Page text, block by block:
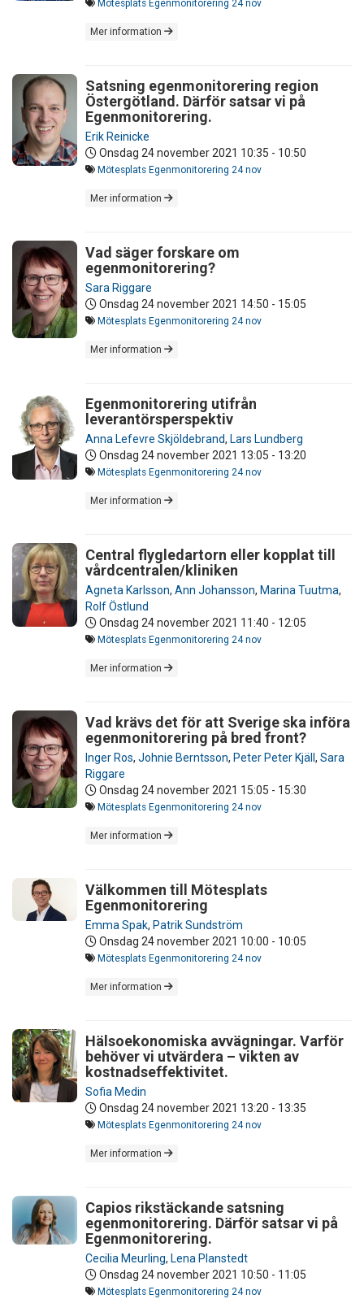
Mötesplats Egenmonitorering 24 nov
Mer information
Satsning egenmonitorering region
Östergötland. Därför satsar vi på
Egenmonitorering.
Erik Reinicke
Onsdag 24 november 2021 10:35 - 10:50
Mötesplats Egenmonitorering 24 nov
Mer information
Vad säger forskare om
egenmonitorering?
Sara Riggare
Onsdag 24 november 2021 14:50 - 15:05
Mötesplats Egenmonitorering 24 nov
Mer information
Egenmonitorering utifrån
leverantörsperspektiv
Anna Lefevre Skjöldebrand, Lars Lundberg
Onsdag 24 november 2021 13:05 - 13:20
Mötesplats Egenmonitorering 24 nov
Mer information
Central flygledartorn eller kopplat till
vårdcentralen/kliniken
Agneta Karlsson, Ann Johansson, Marina Tuutma,
Rolf Östlund
Onsdag 24 november 2021 11:40 - 12:05
Mötesplats Egenmonitorering 24 nov
Mer information
Vad krävs det för att Sverige ska införa
egenmonitorering på bred front?
Inger Ros, Johnie Berntsson, Peter Peter Kjäll , Sara
Riggare
Onsdag 24 november 2021 15:05 - 15:30
Mötesplats Egenmonitorering 24 nov
Mer information
Välkommen till Mötesplats
Egenmonitorering
Emma Spak, Patrik Sundström
Onsdag 24 november 2021 10:00 - 10:05
Mötesplats Egenmonitorering 24 nov
Mer information
Hälsoekonomiska avvägningar. Varför
behöver vi utvärdera – vikten av
kostnadseffektivitet.
Sofia Medin
Onsdag 24 november 2021 13:20 - 13:35
Mötesplats Egenmonitorering 24 nov
Mer information
Capios rikstäckande satsning
egenmonitorering. Därför satsar vi på
Egenmonitorering.
Cecilia Meurling, Lena Planstedt
Onsdag 24 november 2021 10:50 - 11:05
Mötesplats Egenmonitorering 24 nov